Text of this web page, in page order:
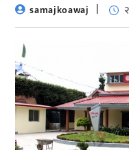
samajkoawaj